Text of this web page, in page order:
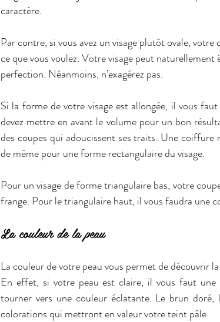
caractère.
Par contre, si vous avez un visage plutôt ovale,
ce que vous voulez. Votre visage peut
perfection. Néanmoins, n’exagérez pas.
Si la forme de votre visage est allongée, il vous
devez mettre en avant le volume pour un bon
des coupes qui adoucissent ses traits. Une
de même pour une forme rectangulaire du visage.
Pour un visage de forme triangulaire bas, votre
frange. Pour le triangulaire haut, il vous faudra une
La couleur de la peau
La couleur de votre peau vous permet de découvrir
En effet, si votre peau est claire, il vous faut
tourner vers une couleur éclatante. Le brun
colorations qui mettront en valeur votre teint pâle.